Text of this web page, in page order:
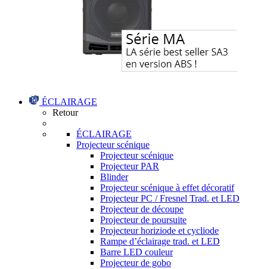
ÉCLAIRAGE
Retour
ÉCLAIRAGE
Projecteur scénique
Projecteur scénique
Projecteur PAR
Blinder
Projecteur scénique à effet décoratif
Projecteur PC / Fresnel Trad. et LED
Projecteur de découpe
Projecteur de poursuite
Projecteur horiziode et cycliode
Rampe d’éclairage trad. et LED
Barre LED couleur
Projecteur de gobo